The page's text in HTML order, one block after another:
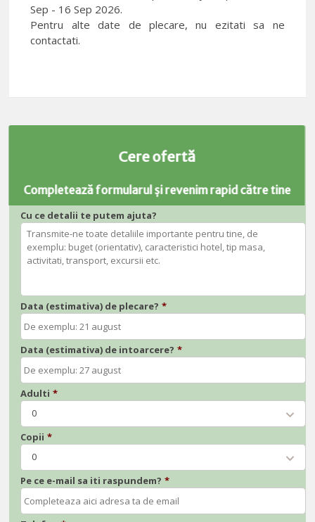
Sep - 16 Sep 2026.
Pentru alte date de plecare, nu ezitati sa ne
contactati.
Cere ofertă
Completează formularul și revenim rapid către tine
Cu ce detalii te putem ajuta?
Data (estimativa) de plecare? *
Data (estimativa) de intoarcere? *
Adulti *
0
Copii *
0
Pe ce e-mail sa iti raspundem? *